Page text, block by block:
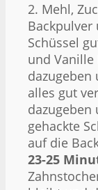
2. Mehl,
Backpulver
Schüssel
und Vanille
dazugeben
alles gut
gehackte
auf die
23-25